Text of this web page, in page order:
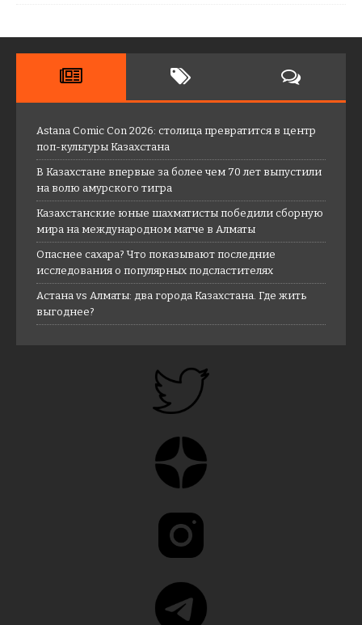
Astana Comic Con 2026: столица превратится в центр
поп-культуры Казахстана
В Казахстане впервые за более чем 70 лет выпустили
на волю амурского тигра
Казахстанские юные шахматисты победили сборную
мира на международном матче в Алматы
Опаснее сахара? Что показывают последние
исследования о популярных подсластителях
Астана vs Алматы: два города Казахстана. Где жить
выгоднее?